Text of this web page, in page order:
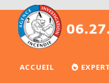
ACCUEIL